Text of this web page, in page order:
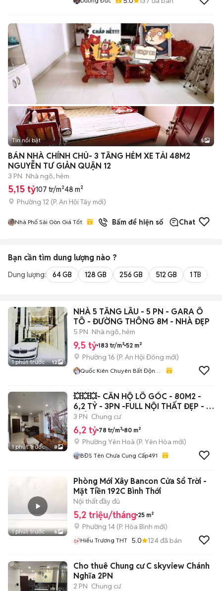
Tin nổi bật 5
BÁN NHÀ CHÍNH CHỦ- 3 TẦNG HẺM XE TẢI 48M2
NGUYỄN TƯ GIẢN QUẬN 12
3 PN Nhà ngõ, hẻm
5,15 tỷ107 tr/m²48 m²
Phường 12 (P. An Hội Tây mới)
Nhà Phố Sài Gòn Giá Tốt Bấm để hiện số Chat
Bạn cần tìm dung lượng nào ?
Dung lượng: 64 GB 128 GB 256 GB 512 GB 1 TB
1 phút trước 12
NHÀ 5 TẦNG LẦU - 5 PN - GARA Ô
TÔ - ĐƯỜNG THÔNG 8M - NHÀ ĐẸP
5 PN Nhà ngõ, hẻm
9,5 tỷ 183 tr/m² 52 m²
Phường 16 (P. An Hội Đông mới)
Quốc Kiên Chuyên Bất Động
1 phút trước 8
💥💥💥- CĂN HỘ LÔ GÓC - 80M2 -
6,2 TỶ - 3PN -FULL NỘI THẤT ĐẸP - Ở
LUÔN.
3 PN Chung cư
6,2 tỷ 78 tr/m² 80 m²
Phường Yên Hoà (P. Yên Hòa mới)
BĐS Tên Chưa Cung Cấp491
1 phút trước 6
Phòng Mới Xây Bancon Cửa Sổ Trời -
Mặt Tiền 192C Bình Thới
Nội thất đầy đủ
5,2 triệu/tháng 25 m²
Phường 14 (P. Hòa Bình mới)
Hiếu Trương THT 5.0 124đã bán
Cho thuê Chung cư C skyview Chánh
Nghĩa 2PN
2 PN Chung cư